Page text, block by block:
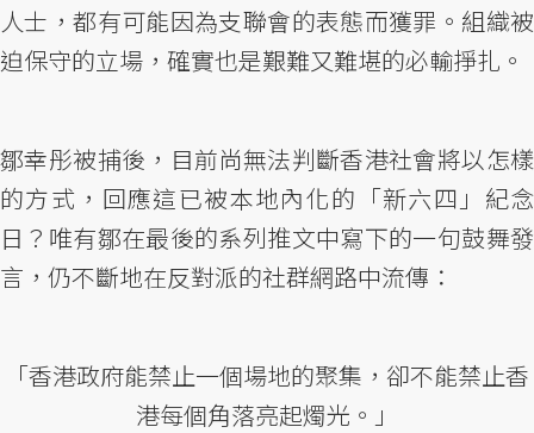
人士，都有可能因為支聯會的表態而獲罪。組織被
迫保守的立場，確實也是艱難又難堪的必輸掙扎。
鄒幸彤被捕後，目前尚無法判斷香港社會將以怎樣
的方式，回應這已被本地內化的「新六四」紀念
日？唯有鄒在最後的系列推文中寫下的一句鼓舞發
言，仍不斷地在反對派的社群網路中流傳：
「香港政府能禁止一個場地的聚集，卻不能禁止香
港每個角落亮起燭光。」